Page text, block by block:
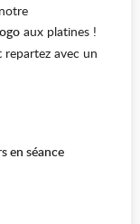
aux platines !
avec un
en séance